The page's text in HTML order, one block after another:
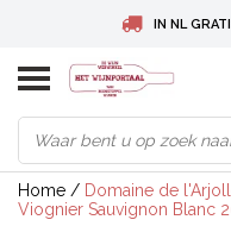
IN NL
BELGIE
DEUTSCHLAND
Home / Domaine de
Viognier Sauvignon Blanc